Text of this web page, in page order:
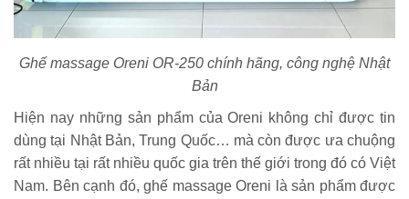
Ghế massage Oreni OR-250 chính hãng, công nghệ Nhật
Bản
Hiện nay những sản phẩm của Oreni không chỉ được tin
dùng tại Nhật Bản, Trung Quốc… mà còn được ưa chuộng
rất nhiều tại rất nhiều quốc gia trên thế giới trong đó có Việt
Nam. Bên cạnh đó, ghế massage Oreni là sản phẩm được